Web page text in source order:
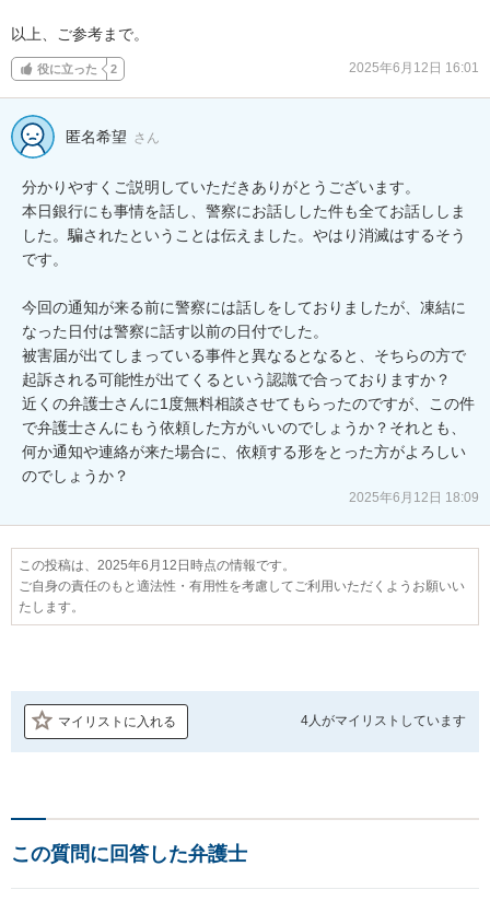
以上、ご参考まで。
役に立った 2 2025年6月12日 16:01
匿名希望 さん
分かりやすくご説明していただきありがとうございます。
本日銀行にも事情を話し、警察にお話しした件も全てお話ししま
した。騙されたということは伝えました。やはり消滅はするそう
です。
今回の通知が来る前に警察には話しをしておりましたが、凍結に
なった日付は警察に話す以前の日付でした。
被害届が出てしまっている事件と異なるとなると、そちらの方で
起訴される可能性が出てくるという認識で合っておりますか？
近くの弁護士さんに1度無料相談させてもらったのですが、この件
で弁護士さんにもう依頼した方がいいのでしょうか？それとも、
何か通知や連絡が来た場合に、依頼する形をとった方がよろしい
のでしょうか？
2025年6月12日 18:09
この投稿は、2025年6月12日時点の情報です。
ご自身の責任のもと適法性・有用性を考慮してご利用いただくようお願いい
たします。
マイリストに入れる 4人がマイリストしています
この質問に回答した弁護士